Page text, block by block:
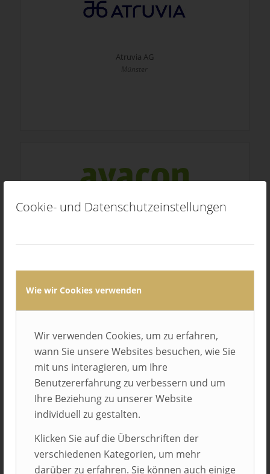
Cookie- und Datenschutzeinstellungen
Wie wir Cookies verwenden
Wir verwenden Cookies, um zu erfahren,
wann Sie unsere Websites besuchen, wie Sie
mit uns interagieren, um Ihre
Benutzererfahrung zu verbessern und um
Ihre Beziehung zu unserer Website
individuell zu gestalten.
Klicken Sie auf die Überschriften der
verschiedenen Kategorien, um mehr
darüber zu erfahren. Sie können auch einige
Atruvia AG
Münster
Balluff GmbH
Neuhausen auf den Fildern